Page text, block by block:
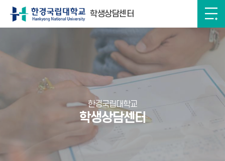
학생상담센터
한경국립대학교
학생상담센터